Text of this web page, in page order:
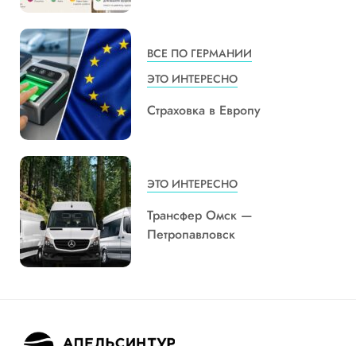
ВСЕ ПО ГЕРМАНИИ
ЭТО ИНТЕРЕСНО
Страховка в Европу
ЭТО ИНТЕРЕСНО
Трансфер Омск —
Петропавловск